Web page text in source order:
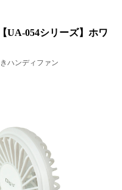
UA-054シリーズ】ホワ
ハンディファン